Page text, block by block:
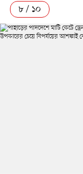
৮ / ১০